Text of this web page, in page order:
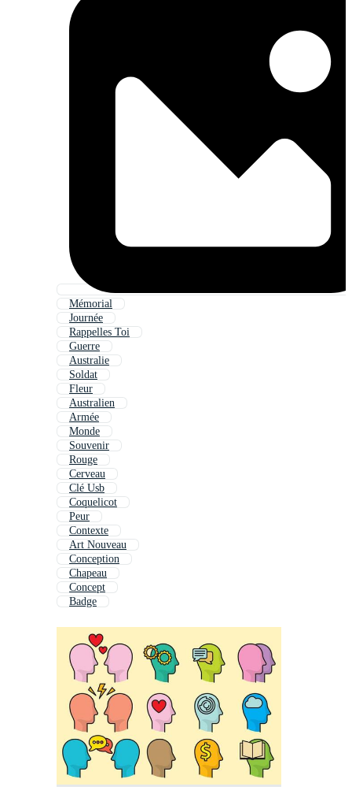
Mémorial
Journée
Rappelles Toi
Guerre
Australie
Soldat
Fleur
Australien
Armée
Monde
Souvenir
Rouge
Cerveau
Clé Usb
Coquelicot
Peur
Contexte
Art Nouveau
Conception
Chapeau
Concept
Badge